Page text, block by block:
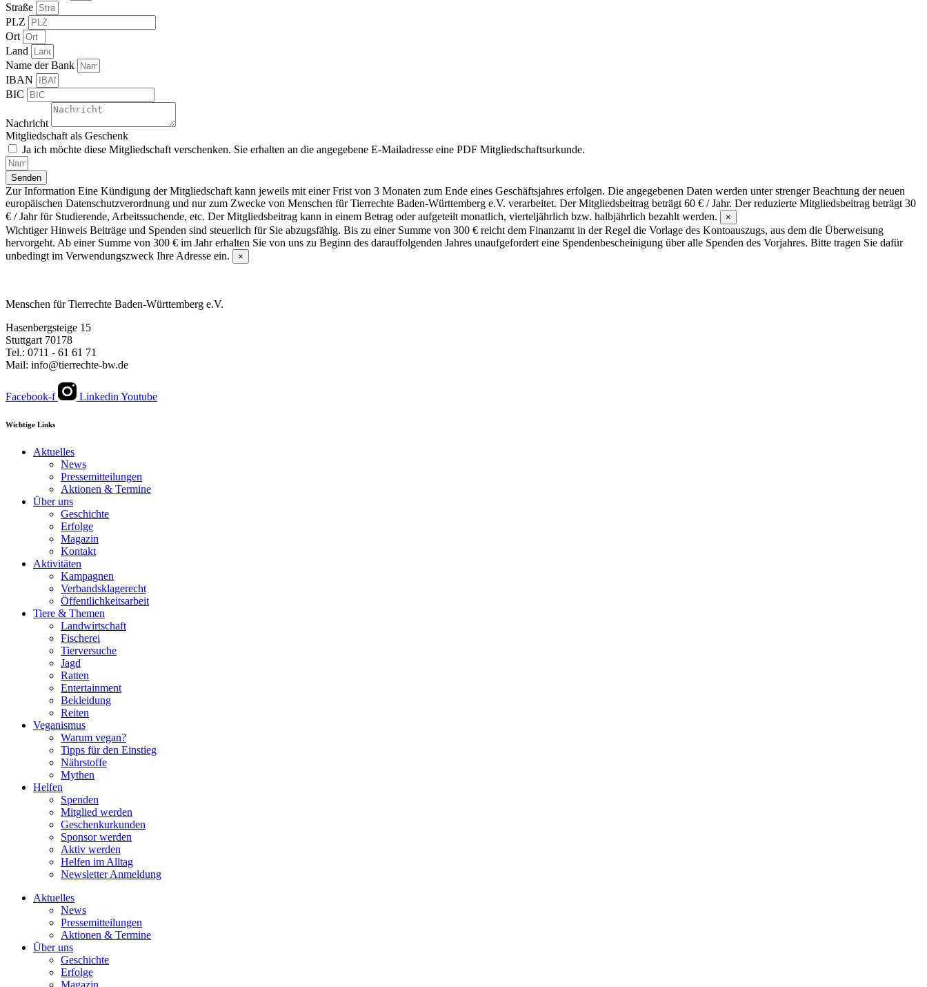
Straße
PLZ
Ort
Land
Name der Bank
IBAN
BIC
Nachricht
Mitgliedschaft als Geschenk
Ja ich möchte diese Mitgliedschaft verschenken. Sie erhalten an die angegebene E-Mailadresse eine PDF Mitgliedschaftsurkunde.
Senden
Zur Information Eine Kündigung der Mitgliedschaft kann jeweils mit einer Frist von 3 Monaten zum Ende eines Geschäftsjahres erfolgen. Die angegebenen Daten werden unter strenger Beachtung der neuen
europäischen Datenschutzverordnung und nur zum Zwecke von Menschen für Tierrechte Baden-Württemberg e.V. verarbeitet. Der Mitgliedsbeitrag beträgt 60 € / Jahr. Der reduzierte Mitgliedsbeitrag beträgt 30
€ / Jahr für Studierende, Arbeitssuchende, etc. Der Mitgliedsbeitrag kann in einem Betrag oder aufgeteilt monatlich, vierteljährlich bzw. halbjährlich bezahlt werden.
×
Wichtiger Hinweis Beiträge und Spenden sind steuerlich für Sie abzugsfähig. Bis zu einer Summe von 300 € reicht dem Finanzamt in der Regel die Vorlage des Kontoauszugs, aus dem die Überweisung
hervorgeht. Ab einer Summe von 300 € im Jahr erhalten Sie von uns zu Beginn des darauffolgenden Jahres unaufgefordert eine Spendenbescheinigung über alle Spenden des Vorjahres. Bitte tragen Sie dafür
unbedingt im Verwendungszweck Ihre Adresse ein.
×
Menschen für Tierrechte Baden-Württemberg e.V.
Hasenbergsteige 15
Stuttgart 70178
Tel.: 0711 - 61 61 71
Mail: info@tierrechte-bw.de
Facebook-f Linkedin Youtube
Wichtige Links
Aktuelles
News
Pressemitteilungen
Aktionen & Termine
Über uns
Geschichte
Erfolge
Magazin
Kontakt
Aktivitäten
Kampagnen
Verbandsklagerecht
Öffentlichkeitsarbeit
Tiere & Themen
Landwirtschaft
Fischerei
Tierversuche
Jagd
Ratten
Entertainment
Bekleidung
Reiten
Veganismus
Warum vegan?
Tipps für den Einstieg
Nährstoffe
Mythen
Helfen
Spenden
Mitglied werden
Geschenkurkunden
Sponsor werden
Aktiv werden
Helfen im Alltag
Newsletter Anmeldung
Aktuelles
News
Pressemitteilungen
Aktionen & Termine
Über uns
Geschichte
Erfolge
Magazin